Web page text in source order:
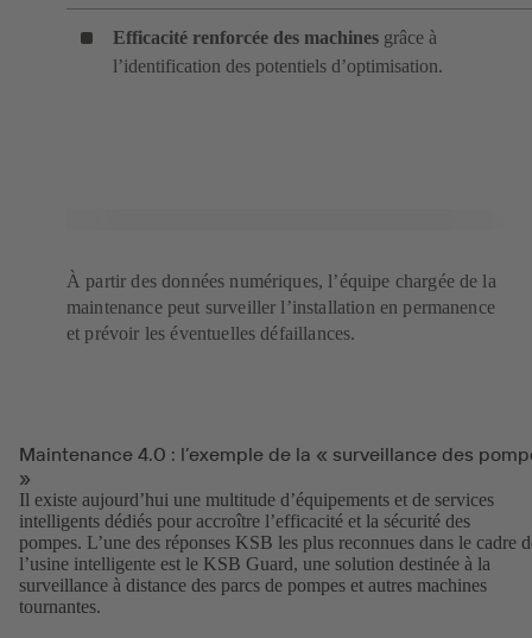
Efficacité renforcée des machines grâce à
l’identification des potentiels d’optimisation.
À partir des données numériques, l’équipe chargée de la
maintenance peut surveiller l’installation en permanence
et prévoir les éventuelles défaillances.
Maintenance 4.0 : l’exemple de la « surveillance des
»
Il existe aujourd’hui une multitude d’équipements et de services
intelligents dédiés pour accroître l’efficacité et la sécurité des
pompes. L’une des réponses KSB les plus reconnues dans le cadre
l’usine intelligente est le KSB Guard, une solution destinée à la
surveillance à distance des parcs de pompes et autres machines
tournantes.